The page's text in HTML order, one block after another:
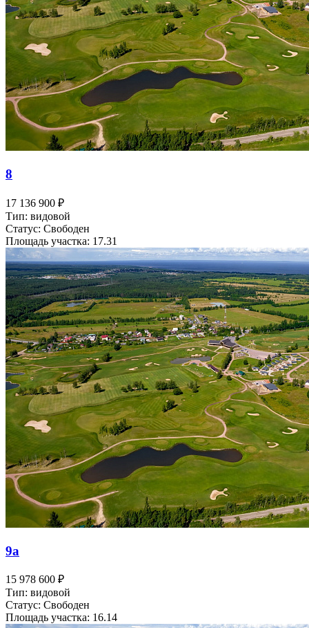
8
17 136 900 ₽
Тип: видовой
Статус: Свободен
Площадь участка: 17.31
9а
15 978 600 ₽
Тип: видовой
Статус: Свободен
Площадь участка: 16.14